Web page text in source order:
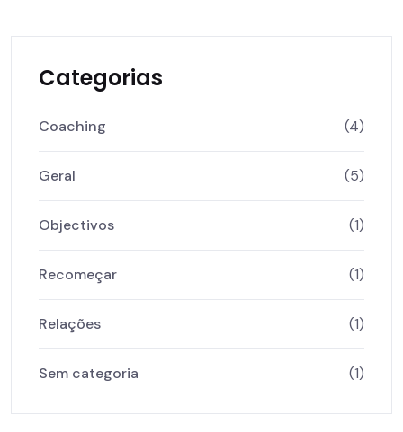
Categorias
Coaching (4)
Geral (5)
Objectivos (1)
Recomeçar (1)
Relações (1)
Sem categoria (1)